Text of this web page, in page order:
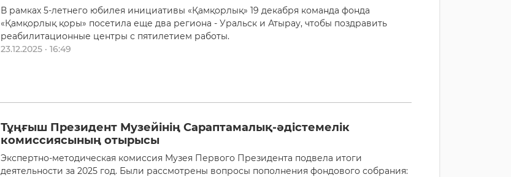
В рамках 5-летнего юбилея инициативы «Қамқорлық» 19 декабря команда фонда
«Қамқорлық қоры» посетила еще два региона - Уральск и Атырау, чтобы поздравить
реабилитационные центры с пятилетием работы.
23.12.2025 · 16:49
Тұңғыш Президент Музейінің Сараптамалық-әдістемелік
комиссиясының отырысы
Экспертно-методическая комиссия Музея Первого Президента подвела итоги
деятельности за 2025 год. Были рассмотрены вопросы пополнения фондового собрания: